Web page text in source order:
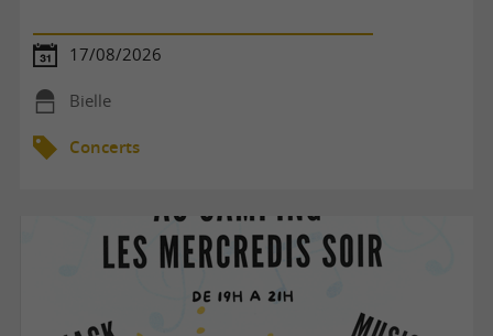
17/08/2026
Bielle
Concerts